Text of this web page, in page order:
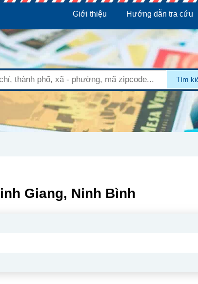
Giới thiệu Hướng dẫn tra cứu
Tìm
Giang, Ninh Bình